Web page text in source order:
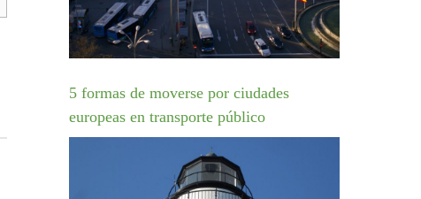
5 formas de moverse por ciudades
europeas en transporte público